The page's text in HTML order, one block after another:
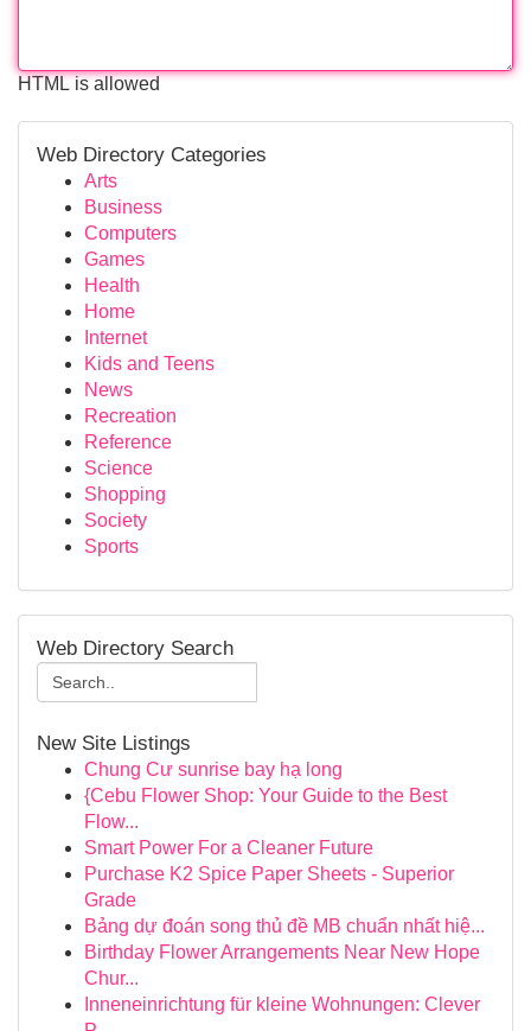
HTML is allowed
Web Directory Categories
Arts
Business
Computers
Games
Health
Home
Internet
Kids and Teens
News
Recreation
Reference
Science
Shopping
Society
Sports
Web Directory Search
New Site Listings
Chung Cư sunrise bay hạ long
{Cebu Flower Shop: Your Guide to the Best
Flow...
Smart Power For a Cleaner Future
Purchase K2 Spice Paper Sheets - Superior
Grade
Bảng dự đoán song thủ đề MB chuẩn nhất hiệ...
Birthday Flower Arrangements Near New Hope
Chur...
Inneneinrichtung für kleine Wohnungen: Clever